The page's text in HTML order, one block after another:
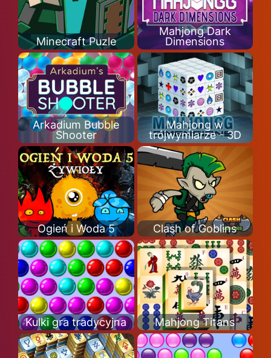
Minecraft Puzle
Mahjong Dark
Dimensions
Arkadium Bubble
Shooter
Mahjong w
trójwymiarze - 3D
Ogień i Woda 5 Clash of Goblins
Kulki gra tradycyjna Mahjong Titans